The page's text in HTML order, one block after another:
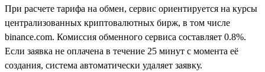
При расчете тарифа на обмен, сервис ориентируется на курсы
централизованных криптовалютных бирж, в том числе
binance.com. Комиссия обменного сервиса составляет 0.8%.
Если заявка не оплачена в течение 25 минут с момента её
создания, система автоматически удаляет заявку.